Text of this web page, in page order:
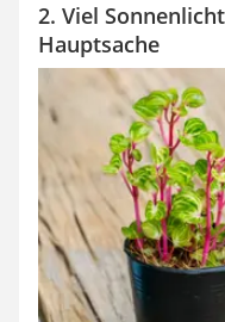
2. Viel
Hauptsache